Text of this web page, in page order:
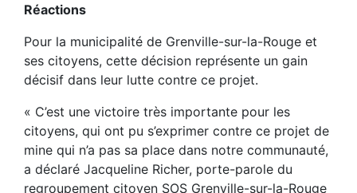
Réactions
Pour la municipalité de Grenville-sur-la-Rouge et
ses citoyens, cette décision représente un gain
décisif dans leur lutte contre ce projet.
« C’est une victoire très importante pour les
citoyens, qui ont pu s’exprimer contre ce projet de
mine qui n’a pas sa place dans notre communauté,
a déclaré Jacqueline Richer, porte-parole du
regroupement citoyen SOS Grenville-sur-la-Rouge